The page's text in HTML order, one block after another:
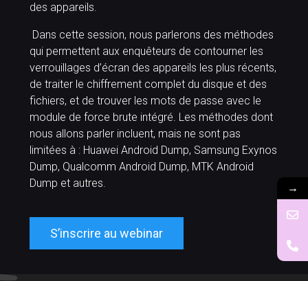
des appareils.
Dans cette session, nous parlerons des méthodes
qui permettent aux enquêteurs de contourner les
verrouillages d’écran des appareils les plus récents,
de traiter le chiffrement complet du disque et des
fichiers, et de trouver les mots de passe avec le
module de force brute intégré. Les méthodes dont
nous allons parler incluent, mais ne sont pas
limitées à : Huawei Android Dump, Samsung Exynos
Dump, Qualcomm Android Dump, MTK Android
Dump et autres.
S’inscrire au webinar
→